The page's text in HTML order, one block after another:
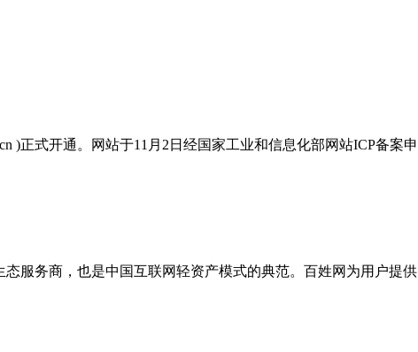
)正式开通。网站于11月2日经国家工业和信息化部网站ICP备案申
服务商，也是中国互联网轻资产模式的典范。百姓网为用户提供